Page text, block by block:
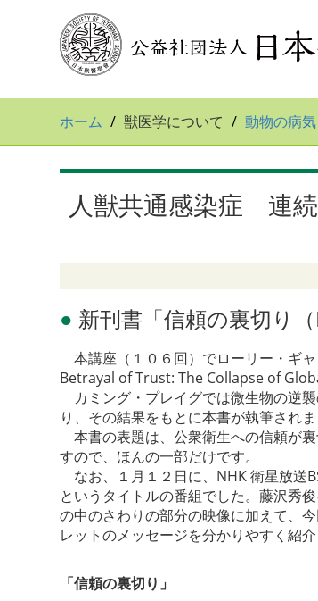
ホーム 獣医学について 動物の病気
人獣共通感染症 連
● 新刊書「信頼の裏切り
本講座（１０６回）でローリー・ギ
Betrayal of Trust: The Collapse of
カミング・プレイグでは微生物の逆
り、その結果をもとに本書が執筆されま
本書の表題は、公衆衛生への信頼が
すので、ほんの一部だけです。
なお、１月１２日に、NHK 衛星放送
というタイトルの番組でした。藤沢秀
の中のさわりの部分の映像に加えて、
レットのメッセージを分かりやすく紹介
「信頼の裏切り」